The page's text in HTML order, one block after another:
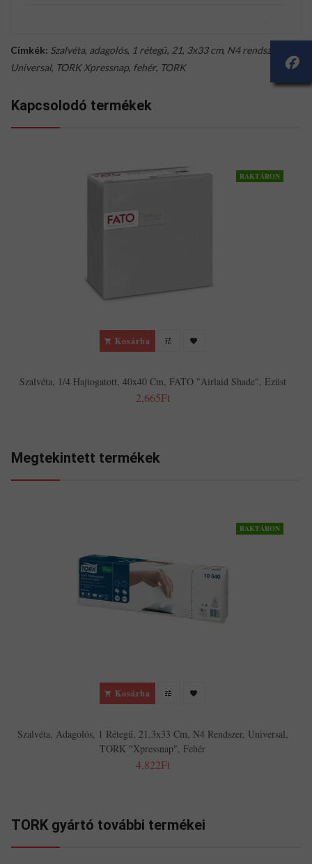
Címkék: Szalvéta, adagolós, 1 rétegű, 21, 3x33 cm, N4 rendszer
Universal, TORK Xpressnap, fehér, TORK
Kapcsolodó termékek
RAKTÁRON
Kosárba
Szalvéta, 1/4 Hajtogatott, 40x40 Cm, FATO "Airlaid Shade", Ezüst
2,665Ft
Megtekintett termékek
RAKTÁRON
Kosárba
Szalvéta, Adagolós, 1 Rétegű, 21,3x33 Cm, N4 Rendszer, Universal,
TORK "Xpressnap", Fehér
4,822Ft
TORK gyártó további termékei